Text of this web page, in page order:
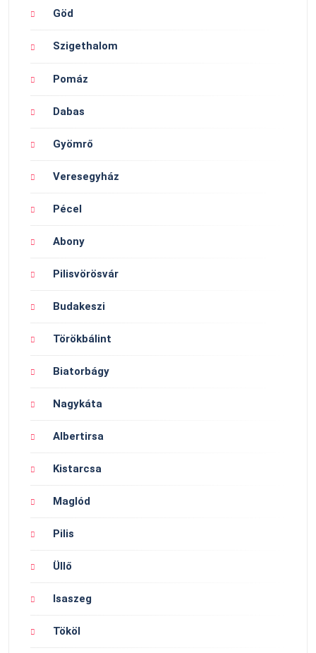
Göd
Szigethalom
Pomáz
Dabas
Gyömrő
Veresegyház
Pécel
Abony
Pilisvörösvár
Budakeszi
Törökbálint
Biatorbágy
Nagykáta
Albertirsa
Kistarcsa
Maglód
Pilis
Üllő
Isaszeg
Tököl